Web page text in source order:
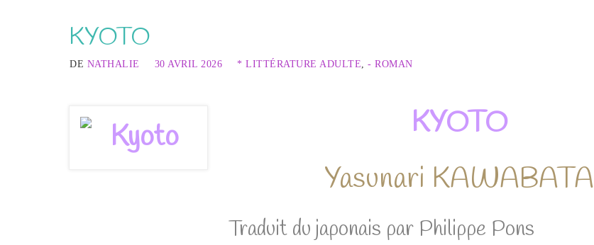
KYOTO
DE NATHALIE 30 AVRIL 2026 * LITTÉRATURE ADULTE - ROMAN
KYOTO
Yasunari KAWABATA
Traduit du japonais par Philippe Pons